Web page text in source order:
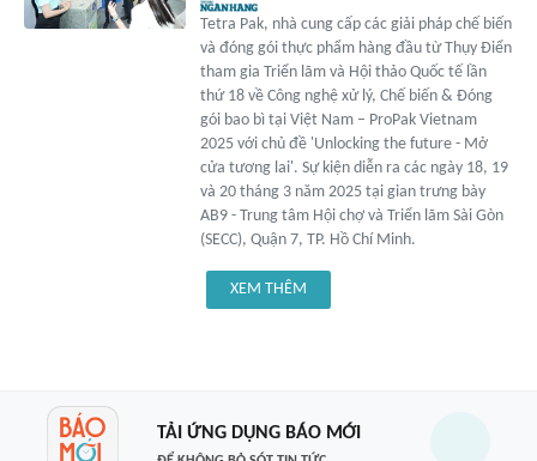
Tetra Pak, nhà cung cấp các giải pháp chế biến
và đóng gói thực phẩm hàng đầu từ Thụy Điển
tham gia Triển lãm và Hội thảo Quốc tế lần
thứ 18 về Công nghệ xử lý, Chế biến & Đóng
gói bao bì tại Việt Nam – ProPak Vietnam
2025 với chủ đề 'Unlocking the future - Mở
cửa tương lai'. Sự kiện diễn ra các ngày 18, 19
và 20 tháng 3 năm 2025 tại gian trưng bày
AB9 - Trung tâm Hội chợ và Triển lãm Sài Gòn
(SECC), Quận 7, TP. Hồ Chí Minh.
XEM THÊM
TẢI ỨNG DỤNG BÁO MỚI